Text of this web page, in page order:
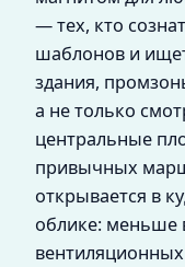
— тех, кто
шаблонов и
здания,
а не только
центральные
привычных
открывается в
облике: меньше